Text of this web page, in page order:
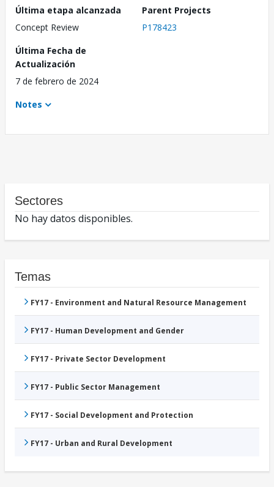
Última etapa alcanzada
Concept Review
Parent Projects
P178423
Última Fecha de
Actualización
7 de febrero de 2024
Notes
Sectores
No hay datos disponibles.
Temas
FY17 - Environment and Natural Resource Management
FY17 - Human Development and Gender
FY17 - Private Sector Development
FY17 - Public Sector Management
FY17 - Social Development and Protection
FY17 - Urban and Rural Development